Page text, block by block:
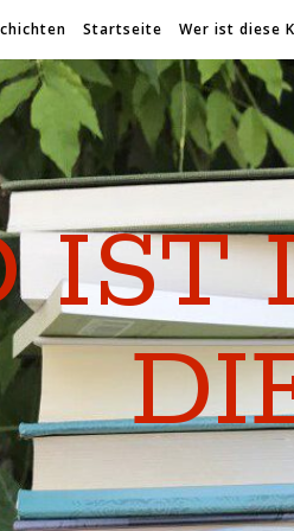
Startseite Wer ist diese
IST